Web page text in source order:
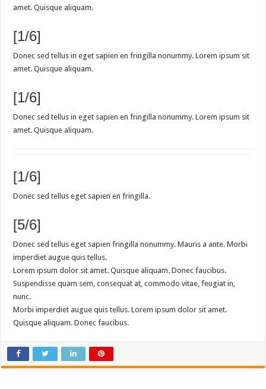
amet. Quisque aliquam.
[1/6]
Donec sed tellus in eget sapien en fringilla nonummy. Lorem ipsum sit
amet. Quisque aliquam.
[1/6]
Donec sed tellus in eget sapien en fringilla nonummy. Lorem ipsum sit
amet. Quisque aliquam.
[1/6]
Donec sed tellus eget sapien en fringilla.
[5/6]
Donec sed tellus eget sapien fringilla nonummy. Mauris a ante. Morbi
imperdiet augue quis tellus.
Lorem ipsum dolor sit amet. Quisque aliquam. Donec faucibus.
Suspendisse quam sem, consequat at, commodo vitae, feugiat in,
nunc.
Morbi imperdiet augue quis tellus. Lorem ipsum dolor sit amet.
Quisque aliquam. Donec faucibus.